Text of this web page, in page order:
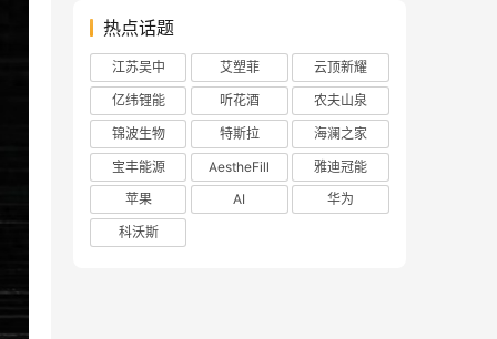
热点话题
江苏吴中 艾塑菲
云顶新耀
亿纬锂能
听花酒
农夫山泉
锦波生物
特斯拉
海澜之家
宝丰能源
AestheFill
雅迪冠能
苹果
AI
华为
科沃斯